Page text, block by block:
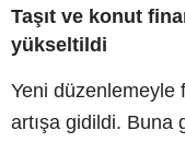
Taşıt ve konut
yükseltildi
Yeni düzenlemeyle
artışa gidildi. Buna